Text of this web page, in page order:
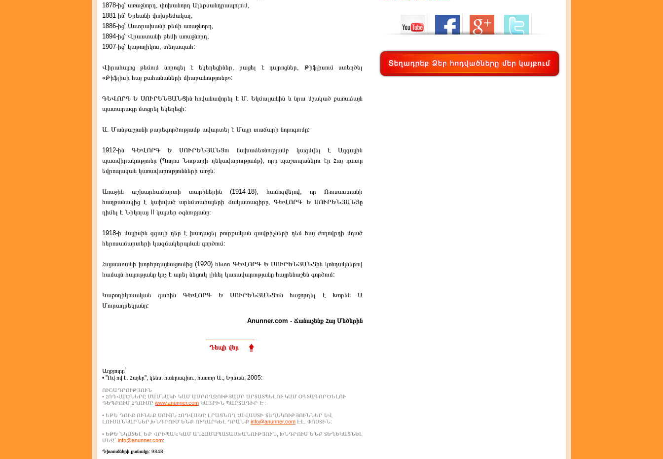
1878-ից՝ առաջնորդ, փոխանորդ Ալեքսանդրապոլում,
1881-ին՝ Երևանի փոխթեմակալ,
1886-ից՝ Աստրախանի թեմի առաջնորդ,
1894-ից՝ Վրաստանի թեմի առաջնորդ,
1907-ից՝ կաթողիկոս, տեղապահ:
Վիրահայոց թեմում նորոգել է եկեղեցիներ, բացել է դպրոցներ, Թիֆլիսում ստեղծել
«Թիֆլիսի հայ քահանաների միաբանությունը»:
ԳԵՎՈՐԳ Ե ՍՈՒՐԵՆՅԱՆՑին հովանավորել է Մ. Եկմալյանին և նրա մշակած քառաձայն
պատարագը մտցրել եկեղեցի:
Ա. Մանթաշյանի բարեգործությամբ ավարտել է Մայր տաճարի նորոգումը:
1912-ին ԳԵՎՈՐԳ Ե ՍՈՒՐԵՆՅԱՆՑու նախաձեռնությամբ կազմվել է Ազգային
պատվիրակությունը (Պողոս Նուբարի ղեկավարությամբ), որը պաշտպանելու էր Հայ դատը
եվրոպական կառավարությունների առջև:
Առաջին աշխարհամարտի տարիներին (1914-18), համոզվելով, որ Ռուսաստանի
հաղթանակից է կախված արևմտահայերի ճակատագիրը, ԳԵՎՈՐԳ Ե ՍՈՒՐԵՆՅԱՆՑը
դիմել է Նիկոլայ II կայսեր օգնությանը:
1918-ի մայիսին զգալի դեր է խաղացել թուրքական զավթիչների դեմ հայ ժողովրդի մղած
հերոսամարտերի կազմակերպման գործում:
Հայաստանի խորհրդայնացումից (1920) հետո ԳԵՎՈՐԳ Ե ՍՈՒՐԵՆՅԱՆՑին կոնդակներով
համայն հայությանը կոչ է արել նեցուկ լինել կառավարությանը հայրենաշեն գործում:
Կաթողիկոսական գահին ԳԵՎՈՐԳ Ե ՍՈՒՐԵՆՅԱՆՑուն հաջորդել է Խորեն Ա
Մուրադբեկյանը:
Anunner.com - Ճանաչենք Հայ Մեծերին
Դեպի վեր
Աղբյուրը`
• "Ով ով է. Հայեր", կենս. հանրագիտ., հատոր Ա., Երևան, 2005:
ՈՒՇԱԴՐՈՒԹՅՈՒՆ
• ՀՈԴՎԱԾՆԵՐԸ ՄԱՍՆԱԿԻ ԿԱՄ ԱՄԲՈՂՋՈՒԹՅԱՄԲ ԱՐՏԱՏՊԵԼՈՒ ԿԱՄ ՕԳՏԱԳՈՐԾԵԼՈՒ
ԴԵՊՔՈՒՄ ՀՂՈՒՄԸ www.anunner.com ԿԱՅՔԻՆ ՊԱՐՏԱԴԻՐ Է :
• ԵԹԵ ԴՈՒՔ ՈՒՆԵՔ ՍՈՒՅՆ ՀՈԴՎԱԾԸ ԼՐԱՑՆՈՂ ՀԱՎԱՍՏԻ ՏԵՂԵԿՈՒԹՅՈՒՆՆԵՐ ԵՎ
ԼՈՒՍԱՆԿԱՐՆԵՐ,ԽՆԴՐՈՒՄ ԵՆՔ ՈՒՂԱՐԿԵԼ ԴՐԱՆՔ info@anunner.com ԷԼ. ՓՈՍՏԻՆ:
• ԵԹԵ ՆԿԱՏԵԼ ԵՔ ՎՐԻՊԱԿ ԿԱՄ ԱՆՀԱՄԱՊԱՏԱՍԽԱՆՈՒԹՅՈՒՆ, ԽՆԴՐՈՒՄ ԵՆՔ ՏԵՂԵԿԱՑՆԵԼ
ՄԵԶ` info@anunner.com:
Դիտումների քանակը: 9848